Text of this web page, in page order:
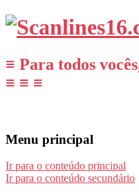
≡ Para todos
≡ ≡ ≡
Menu principal
Ir para o conteúdo principal
Ir para o conteúdo secundário